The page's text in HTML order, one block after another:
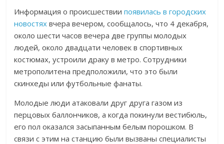
Информация о происшествии появилась в городских
новостях вчера вечером, сообщалось, что 4 декабря,
около шести часов вечера две группы молодых
людей, около двадцати человек в спортивных
костюмах, устроили драку в метро. Сотрудники
метрополитена предположили, что это были
скинхеды или футбольные фанаты.
Молодые люди атаковали друг друга газом из
перцовых баллончиков, а когда покинули вестибюль,
его пол оказался засыпанным белым порошком. В
связи с этим на станцию были вызваны специалисты